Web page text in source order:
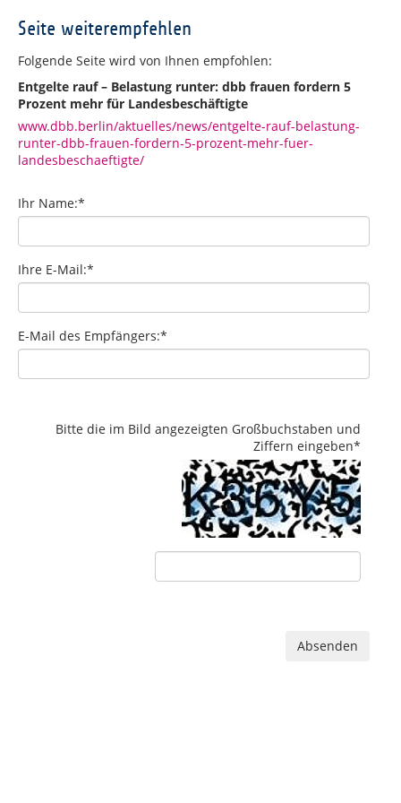
Seite weiterempfehlen
Folgende Seite wird von Ihnen empfohlen:
Entgelte rauf – Belastung runter: dbb frauen fordern 5
Prozent mehr für Landesbeschäftigte
www.dbb.berlin/aktuelles/news/entgelte-rauf-belastung-
runter-dbb-frauen-fordern-5-prozent-mehr-fuer-
landesbeschaeftigte/
Ihr Name:*
Ihre E-Mail:*
E-Mail des Empfängers:*
Bitte die im Bild angezeigten Großbuchstaben und
Ziffern eingeben*
Absenden